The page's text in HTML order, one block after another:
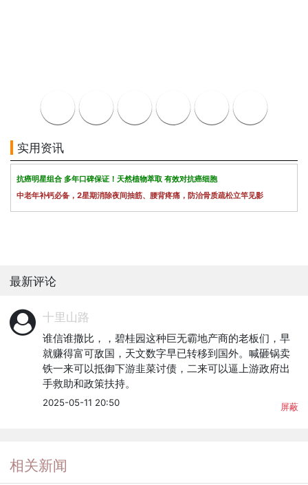
实用资讯
抗癌明星组合 多年口碑保证！天然植物萃取 有效对抗癌细胞
中老年补钙必备，2星期消除夜间抽筋、腰背疼痛，防治骨质疏松立竿见影
最新评论
十里山路
谁信谁撒比，，碧桂园这种巨无霸地产商的老板们，早
就赚得富可敌国，天文数字早已转移到国外。喊砸锅卖
铁一来可以抵御下游韭菜讨债，二来可以逼上游政府出
手救助和政策扶持。
2025-05-11 20:50 屏蔽
相关新闻